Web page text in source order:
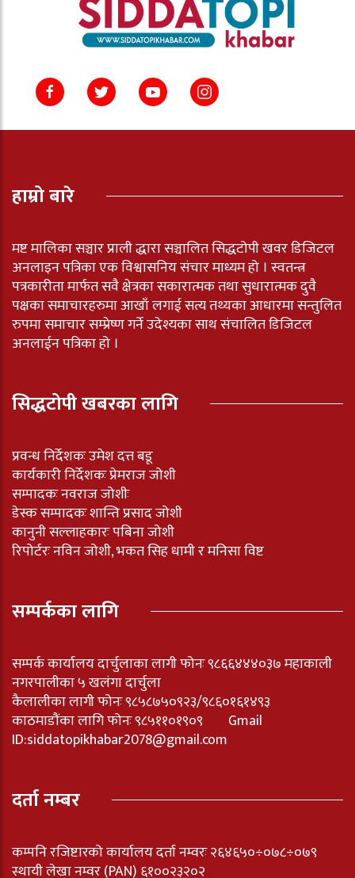
हाम्रो बारे
मष्ट मालिका सञ्चार प्राली द्धारा सञ्चालित सिद्धटोपी खवर डिजिटल
अनलाइन पत्रिका एक विश्वासनिय संचार माध्यम हो । स्वतन्त्र
पत्रकारीता मार्फत सवै क्षेत्रका सकारात्मक तथा सुधारात्मक दुवै
पक्षका समाचारहरुमा आखाँ लगाई सत्य तथ्यका आधारमा सन्तुलित
रुपमा समाचार सम्प्रेष्ण गर्ने उदेश्यका साथ संचालित डिजिटल
अनलाईन पत्रिका हो ।
सिद्धटोपी खबरका लागि
प्रवन्ध निर्देशकः उमेश दत्त बडू
कार्यकारी निर्देशकः प्रेमराज जोशी
सम्पादकः नवराज जोशीः
डेस्क सम्पादकः शान्ति प्रसाद जोशी
कानुनी सल्लाहकारः पबिना जोशी
रिपोर्टरः नविन जोशी, भकत सिह धामी र मनिसा विष्ट
सम्पर्कका लागि
सम्पर्क कार्यालय दार्चुलाका लागी फोनः ९८६६४४४०३७ महाकाली
नगरपालीका ५ खलंगा दार्चुला
कैलालीका लागी फोनः ९८५८७५०९२३/९८६०१६१४९३
काठमाडौंका लागि फोनः ९८५११०१९०९ Gmail
ID:siddatopikhabar2078@gmail.com
दर्ता नम्बर
कम्पनि रजिष्टारको कार्यालय दर्ता नम्वरः २६४६५०÷०७८÷०७९
स्थायी लेखा नम्वर (PAN) ६१००२३२०२